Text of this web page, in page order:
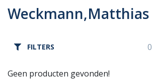
Weckmann,Matthias
FILTERS 0
Geen producten gevonden!